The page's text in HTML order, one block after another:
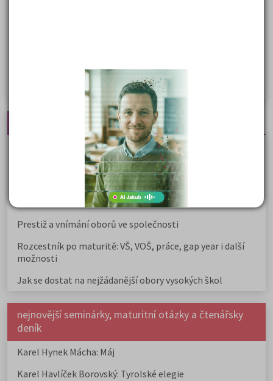
Politologie a mezinár. vztahy
Policejní akademie
Nejčtenější články
Kdy vysoké školy pořádají dny otevřených dveří
Na které fakulty se dostanete bez přijímaček 2026?
Samostudium vs. přípravný kurz: Co opravdu funguje u
přijímaček na VŠ?
Prestiž a vnímání oborů ve společnosti
Rozcestník po maturitě: VŠ, VOŠ, práce, gap year i další
možnosti
Jak se dostat na nejžádanější obory vysokých škol
nejnovější seminárky, maturitní otázky a čtenářsky
deník
Karel Hynek Mácha: Máj
Karel Havlíček Borovský: Tyrolské elegie